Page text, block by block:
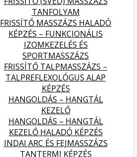
TANFOLYAM
FRISSÍTŐ MASSZÁZS HALADÓ
KÉPZÉS – FUNKCIONÁLIS
IZOMKEZELÉS ÉS
SPORTMASSZÁZS
FRISSÍTŐ TALPMASSZÁZS –
TALPREFLEXOLÓGUS ALAP
KÉPZÉS
HANGOLDÁS – HANGTÁL
KEZELŐ
HANGOLDÁS – HANGTÁL
KEZELŐ HALADÓ KÉPZÉS
INDAI ARC ÉS FEJMASSZÁZS
TANTERMI KÉPZÉS